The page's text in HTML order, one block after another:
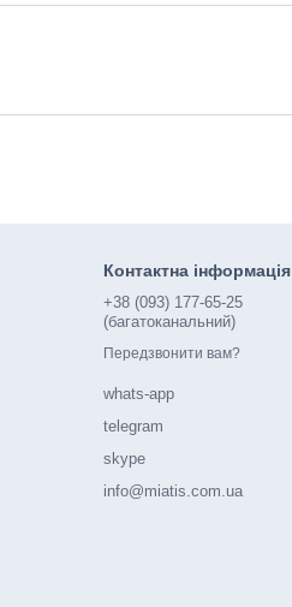
Контактна інформація
+38 (093) 177-65-25
(багатоканальний)
Передзвонити вам?
whats-app
telegram
skype
info@miatis.com.ua